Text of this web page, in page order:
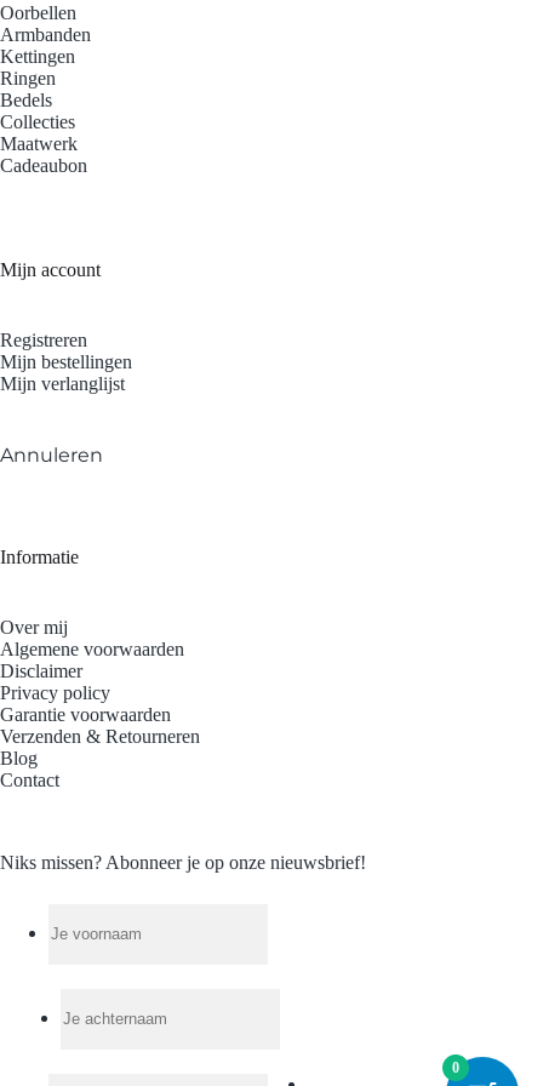
Oorbellen
Armbanden
Kettingen
Ringen
Bedels
Collecties
Maatwerk
Cadeaubon
Mijn account
Registreren
Mijn bestellingen
Mijn verlanglijst
Annuleren
Informatie
Over mij
Algemene voorwaarden
Disclaimer
Privacy policy
Garantie voorwaarden
Verzenden & Retourneren
Blog
Contact
Niks missen? Abonneer je op onze nieuwsbrief!
0